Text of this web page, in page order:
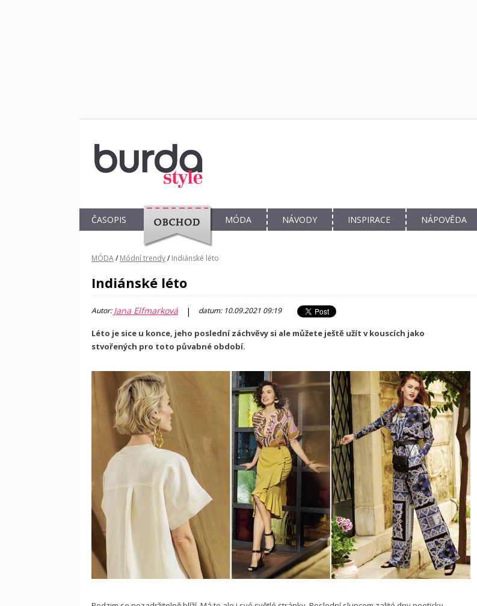
ČASOPIS
OBCHOD
MÓDA NÁVODY INSPIRACE NÁPOVĚDA
MÓDA/ Módní trendy/ Indiánské léto
Indiánské léto
Autor:Jana Elfmarková | datum: 10.09.2021 09:19
Léto je sice u konce, jeho poslední záchvěvy si ale můžete ještě užít v kouscích jako
stvořených pro toto půvabné období.